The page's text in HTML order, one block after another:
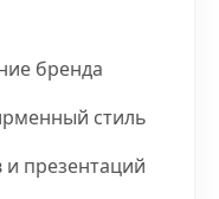
бренда
стиль
презентаций